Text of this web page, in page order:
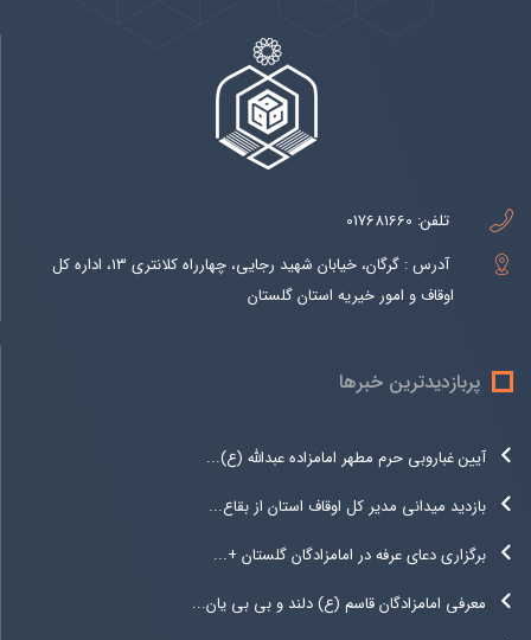
تلفن: 017681660
آدرس : گرگان، خیابان شهید رجایی، چهارراه کلانتری 13، اداره کل
اوقاف و امور خیریه استان گلستان
پربازدیدترین خبرها
آیین غباروبی حرم مطهر امامزاده عبدالله (ع)...
بازدید میدانی مدیر کل اوقاف استان از بقاع...
برگزاری دعای عرفه در امامزادگان گلستان +...
معرفی امامزادگان قاسم (ع) دلند و بی بی یان...